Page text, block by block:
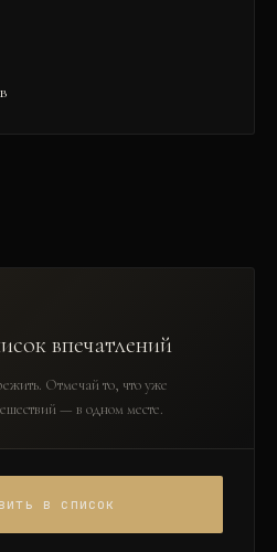
впечатлений
Отмечай то, что уже
— в одном месте.
в список